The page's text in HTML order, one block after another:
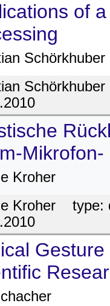
of
Schörkhuber
Schörkhuber
Kroher
Krohertype: